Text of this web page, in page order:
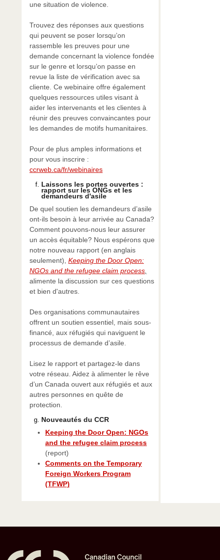
une situation de violence.
Trouvez des réponses aux questions
qui peuvent se poser lorsqu’on
rassemble les preuves pour une
demande concernant la violence fondée
sur le genre et lorsqu’on passe en
revue la liste de vérification avec sa
cliente. Ce webinaire offre également
quelques ressources utiles visant à
aider les intervenants et les clientes à
réunir des preuves convaincantes pour
les demandes de motifs humanitaires.
Pour de plus amples informations et
pour vous inscrire :
ccrweb.ca/fr/webinaires
Laissons les portes ouvertes :
rapport sur les ONGs et les
demandeurs d'asile
De quel soutien les demandeurs d’asile
ont-ils besoin à leur arrivée au Canada?
Comment pouvons-nous leur assurer
un accès équitable? Nous espérons que
notre nouveau rapport (en anglais
seulement), Keeping the Door Open:
NGOs and the refugee claim process,
alimente la discussion sur ces questions
et bien d'autres.
Des organisations communautaires
offrent un soutien essentiel, mais sous-
financé, aux réfugiés qui naviguent le
processus de demande d’asile.
Lisez le rapport et partagez-le dans
votre réseau. Aidez à alimenter le rêve
d’un Canada ouvert aux réfugiés et aux
autres personnes en quête de
protection.
Nouveautés du CCR
Keeping the Door Open: NGOs
and the refugee claim process
(report)
Comments on the Temporary
Foreign Workers Program
(TFWP)